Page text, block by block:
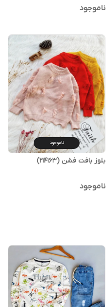
ناموجود
ناموجود
بلوز بافت فشن (214163)
ناموجود